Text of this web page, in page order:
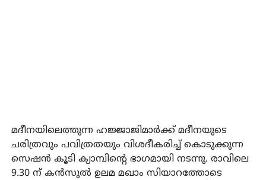
മദീനയിലെത്തുന്ന ഹജ്ജാജിമാര്‍ക്ക് മദീനയുടെ
ചരിത്രവും പവിത്രതയും വിശദീകരിച്ച് കൊടുക്കുന്ന
സെഷന്‍ കൂടി ക്യാമ്പിന്റെ ഭാഗമായി നടന്നു. രാവിലെ
9.30 ന് കന്‍സുല്‍ ഉലമ മഖാം സിയാറത്തോടെ